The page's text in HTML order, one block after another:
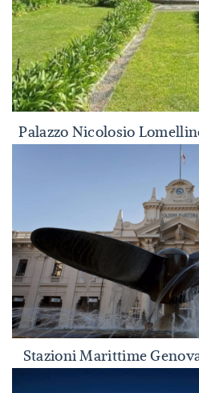
Palazzo Nicolosio
Stazioni Marittime
Stazioni Marittime Genova